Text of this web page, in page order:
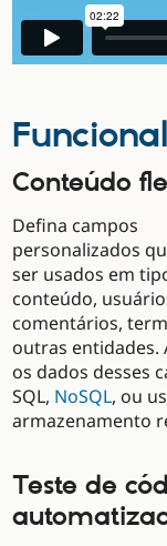
Conteúdo
Defina campos
personalizados
ser usados em
conteúdo,
comentários,
outras entidades.
os dados desses
SQL, NoSQL, ou
armazenamento
Teste de